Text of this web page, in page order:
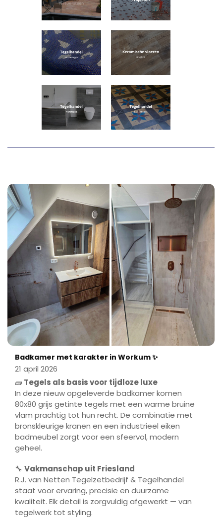
Badkamer met karakter in Workum ✨
21 april 2026
🧱 Tegels als basis voor tijdloze luxe
In deze nieuw opgeleverde badkamer komen
80x80 grijs getinte tegels met een warme bruine
vlam prachtig tot hun recht. De combinatie met
bronskleurige kranen en een industrieel eiken
badmeubel zorgt voor een sfeervol, modern
geheel.
🔧 Vakmanschap uit Friesland
R.J. van Netten Tegelzetbedrijf & Tegelhandel
staat voor ervaring, precisie en duurzame
kwaliteit. Elk detail is zorgvuldig afgewerkt — van
tegelwerk tot styling.